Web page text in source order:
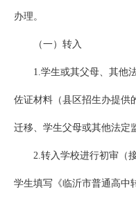
办理。
（一）转入
1.学生或其父母、其他
佐证材料（县区招生办提供
迁移、学生父母或其他法定
2.转入学校进行初审（
学生填写《临沂市普通高中